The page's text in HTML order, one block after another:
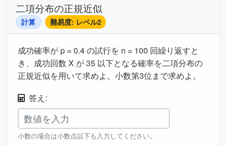
二項分布の正規近似
計算 難易度: レベル2
成功確率が p = 0.4 の試行を n = 100 回繰り返すと
き、成功回数 X が 35 以下となる確率を二項分布の
正規近似を用いて求めよ。小数第3位まで求めよ。
答え:
小数の場合は小数点以下も入力してください。